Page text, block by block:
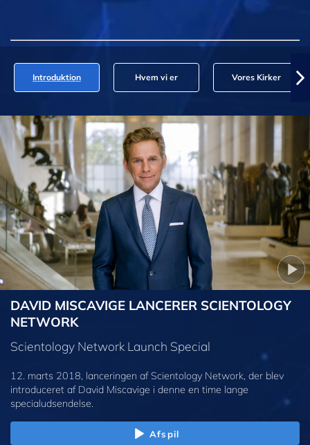
Introduktion Hvem vi er Vores Kirker
DAVID MISCAVIGE LANCERER SCIENTOLOGY
NETWORK
Scientology Network Launch Special
12. marts 2018, lanceringen af Scientology Network, der blev
introduceret af David Miscavige i denne en time lange
specialudsendelse.
Afspil